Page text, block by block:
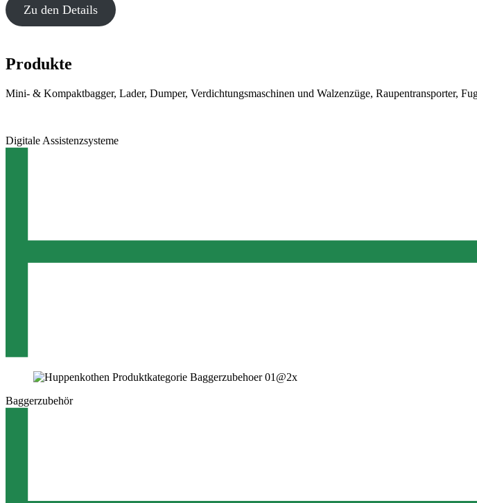
Zu den Details
Produkte
Mini- & Kompaktbagger, Lader, Dumper, Verdichtungsmaschinen und Walzenzüge, Raupentransporter,
Digitale Assistenzsysteme
Baggerzubehör